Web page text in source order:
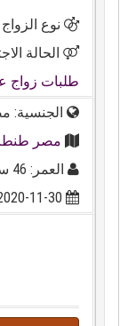
نوع
الحالة
طلبات زواج
الجنسية:
مصر طنطا
العمر: 46 سنة
2020-11-30